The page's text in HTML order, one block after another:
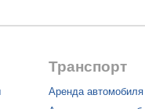
Транспорт
Аренда автомобиля